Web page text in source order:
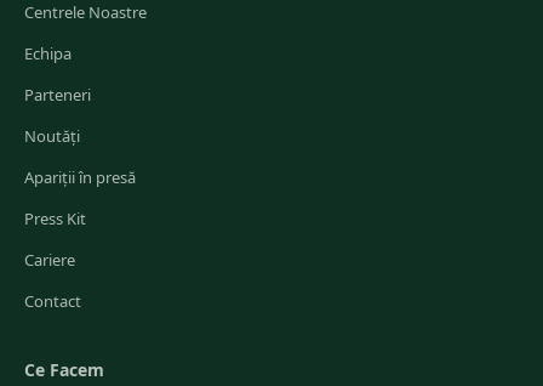
Centrele Noastre
Echipa
Parteneri
Noutăți
Apariții în presă
Press Kit
Cariere
Contact
Ce Facem